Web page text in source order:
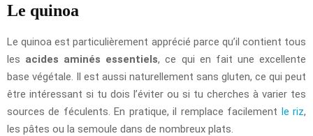
Le quinoa
Le quinoa est particulièrement apprécié parce qu’il contient tous
les acides aminés essentiels, ce qui en fait une excellente
base végétale. Il est aussi naturellement sans gluten, ce qui peut
être intéressant si tu dois l’éviter ou si tu cherches à varier tes
sources de féculents. En pratique, il remplace facilement le riz,
les pâtes ou la semoule dans de nombreux plats.